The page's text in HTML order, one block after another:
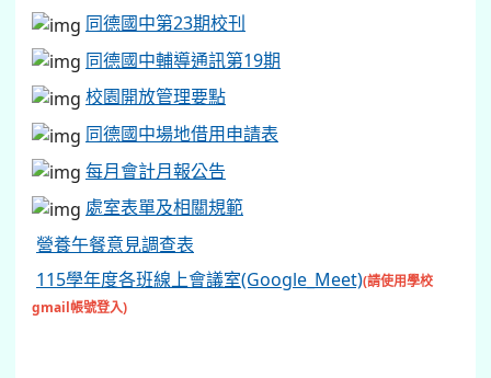
同德國中第23期校刊
同德國中輔導通訊第19期
校園開放管理要點
同德國中場地借用申請表
每月會計月報公告
處室表單及相關規範
營養午餐意見調查表
115學年度各班線上會議室(Google_Meet)(請使用學校
gmail帳號登入)